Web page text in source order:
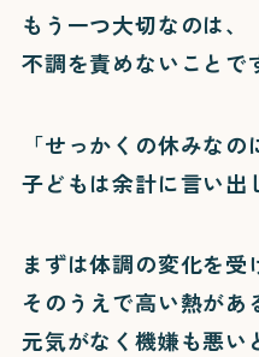
もう一つ大切なのは、
不調を責めないことで
「せっかくの休みなの
子どもは余計に言い出
まずは体調の変化を受
そのうえで高い熱があ
元気がなく機嫌も悪い